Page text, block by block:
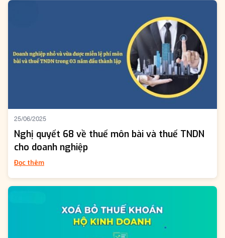
25/06/2025
Nghị quyết 68 về thuế môn bài và thuế TNDN
cho doanh nghiệp
Đọc thêm